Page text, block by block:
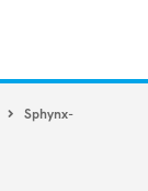
Sphynx-